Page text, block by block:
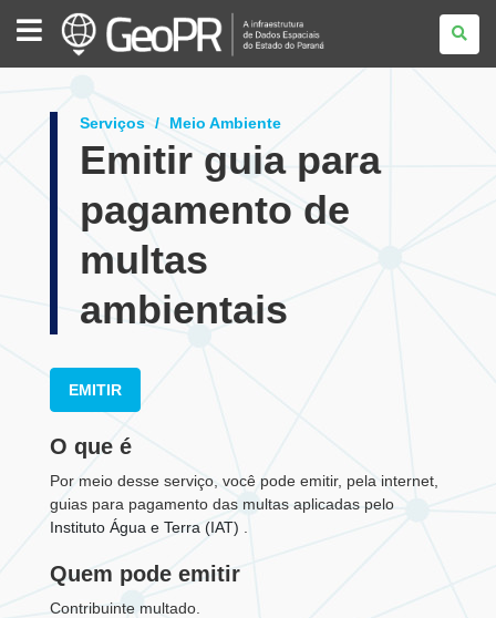
GEOPR
Serviços Meio Ambiente
Emitir guia para
pagamento de
multas
ambientais
EMITIR
O que é
Por meio desse serviço, você pode emitir, pela internet,
guias para pagamento das multas aplicadas pelo
Instituto Água e Terra (IAT)
Quem pode emitir
Contribuinte multado.